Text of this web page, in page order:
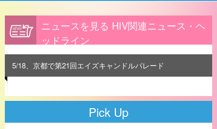
ニュースを見る HIV関連ニュース・ヘ
ッドライン
5/18、京都で第21回エイズキャンドルパレード
Pick Up